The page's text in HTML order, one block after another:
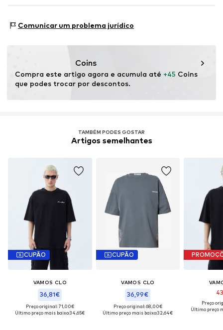
Toque suave
VAM3583003000001
89537 Giengen an der Brenz
Comunicar um problema jurídico
Coins
Compra este artigo agora e acumula até +45 Coins
que podes trocar por descontos.
TAMBÉM PODES GOSTAR
Artigos semelhantes
CUPÃO
VAMOS CLO
36,81€
Preço original: 71,00€
Último preço mais baixo:34,65€
CUPÃO
VAMOS CLO
36,99€
Preço original: 68,00€
Último preço mais baixo:32,64€
Preço
Último preço